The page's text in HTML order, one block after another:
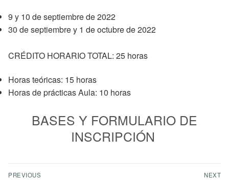
9 y 10 de septiembre de 2022
30 de septiembre y 1 de octubre de 2022
CRÉDITO HORARIO TOTAL: 25 horas
Horas teóricas: 15 horas
Horas de prácticas Aula: 10 horas
BASES Y FORMULARIO DE
INSCRIPCIÓN
PREVIOUS NEXT